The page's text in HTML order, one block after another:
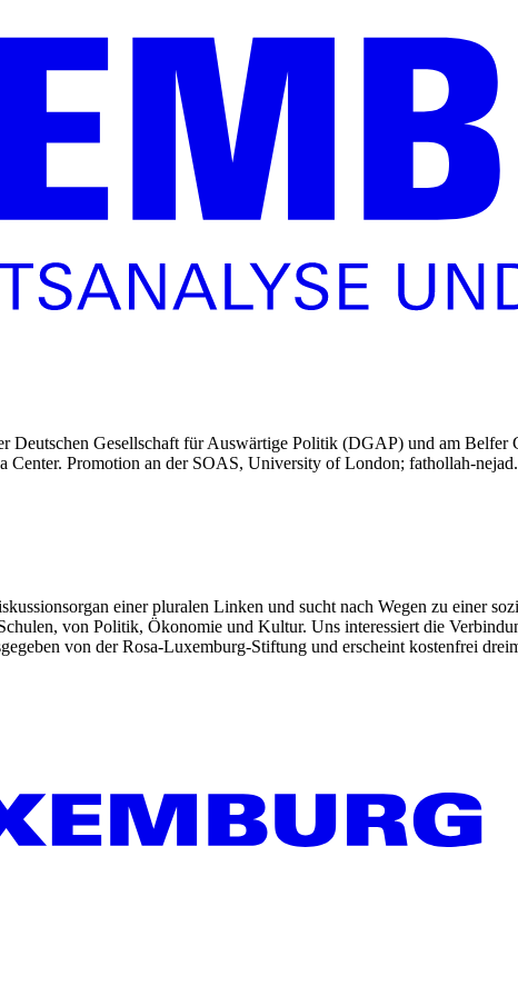
Gesellschaft für Auswärtige Politik (DGAP) und am
Center. Promotion an der SOAS, University of London; fathollah-
einer pluralen Linken und sucht nach Wegen zu einer
von Politik, Ökonomie und Kultur. Uns interessiert die
von der Rosa-Luxemburg-Stiftung und erscheint kostenfrei